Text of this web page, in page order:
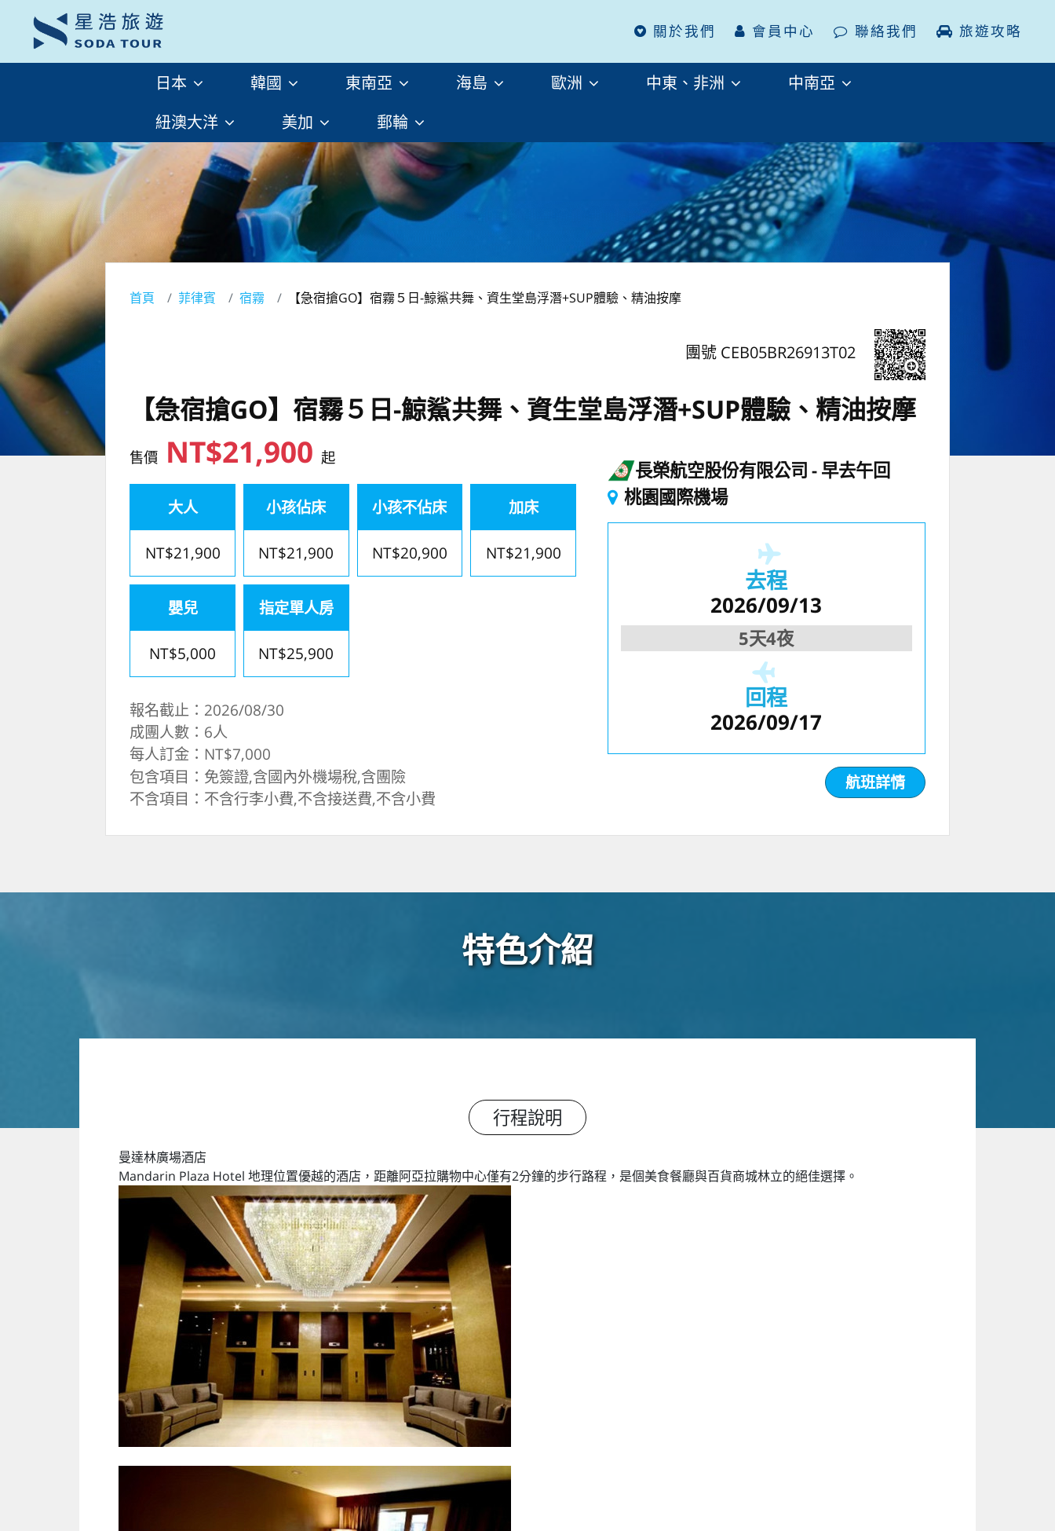
關於我們 會員中心 聯絡我們 旅遊攻略
日本 韓國 東南亞 海島 歐洲 中東、非洲
中南亞
紐澳大洋
美加 郵輪
首頁 菲律賓 宿霧 【急宿搶GO】宿霧５日-鯨鯊共舞、資生堂島浮潛+SUP體驗、精油按摩
團號 CEB05BR26913T02
【急宿搶GO】宿霧５日-鯨鯊共舞、資生堂島浮潛+SUP體驗、精油按摩
售價 NT$21,900起
大人
NT$21,900
小孩佔床
NT$21,900
小孩不佔床
NT$20,900
加床
NT$21,900
嬰兒
NT$5,000
指定單人房
NT$25,900
報名截止：2026/08/30
成團人數：6人
每人訂金：NT$7,000
包含項目：免簽證,含國內外機場稅,含團險
不含項目：不含行李小費,不含接送費,不含小費
長榮航空股份有限公司
早去午回
桃園國際機場
去程
2026/09/13
5天4夜
回程
2026/09/17
航班詳情
特色介紹
行程說明
曼達林廣場酒店
Mandarin Plaza Hotel 地理位置優越的酒店，距離阿亞拉購物中心僅有2分鐘的步行路程，是個美食餐廳與百貨商城林立的絕佳選擇。